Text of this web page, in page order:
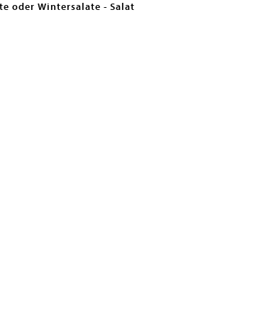
oder Wintersalate - Salat